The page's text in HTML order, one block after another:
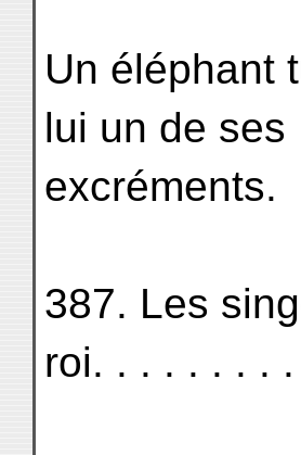
Un éléphant
lui un de ses
excréments.
387. Les
roi. . . . . . . .